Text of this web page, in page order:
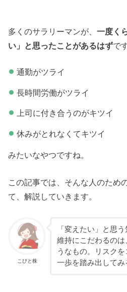
多くのサラリーマンが、一度く
い」と思ったことがあるはずで
通勤がツライ
長時間労働がツライ
上司に付き合うのがキツイ
休みがとれなくてキツイ
みたいなやつですね。
この記事では、そんな人のため
て、解説していきます。
こびと株
「変えたい」と思
維持にこだわるの
うなもの。リスク
一歩を踏み出して